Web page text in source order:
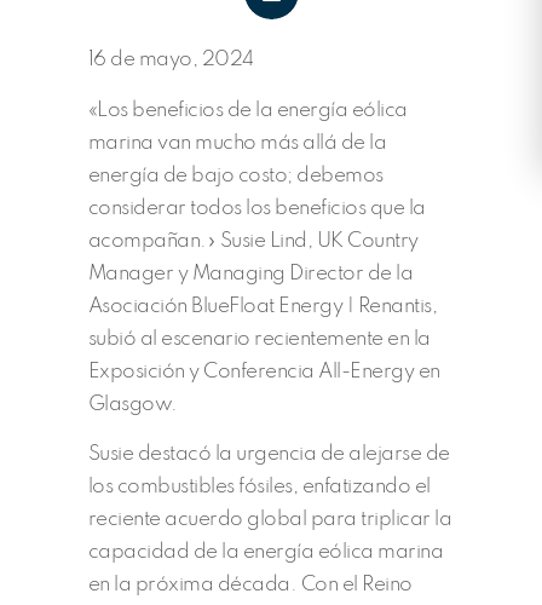
16 de mayo, 2024
«Los beneficios de la energía eólica
marina van mucho más allá de la
energía de bajo costo; debemos
considerar todos los beneficios que la
acompañan.» Susie Lind, UK Country
Manager y Managing Director de la
Asociación BlueFloat Energy | Renantis,
subió al escenario recientemente en la
Exposición y Conferencia All-Energy en
Glasgow.
Susie destacó la urgencia de alejarse de
los combustibles fósiles, enfatizando el
reciente acuerdo global para triplicar la
capacidad de la energía eólica marina
en la próxima década. Con el Reino